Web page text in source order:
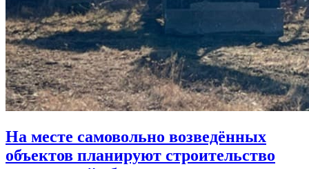
На месте самовольно возведённых
объектов планируют строительство